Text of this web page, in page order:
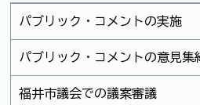
パブリック・コメントの実施
パブリック・コメントの意見集
福井市議会での議案審議